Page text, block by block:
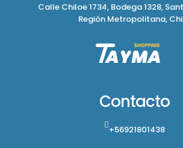
Calle Chiloe 1734, Bodega 1328,
Región Metropolitana,
Contacto
+56921801438